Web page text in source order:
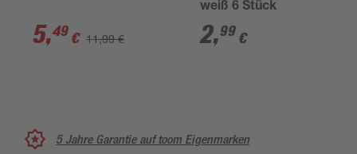
5,49 € 11,99 €
weiß 6 Stück
2,99 €
5 Jahre Garantie auf toom Eigenmarken